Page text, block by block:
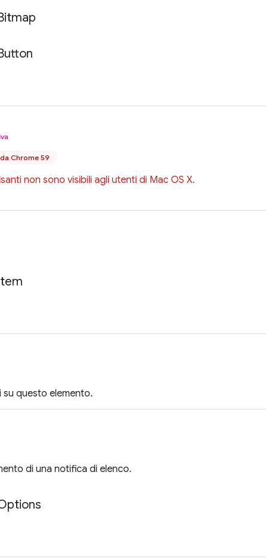
Chrome 59
non sono visibili agli utenti di Mac OS X.
questo elemento.
di una notifica di elenco.